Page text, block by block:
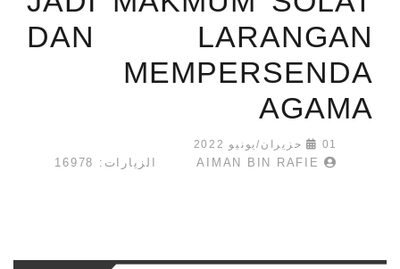
DAN LARANGAN
MEMPERSENDA
AGAMA
01 حزيران/يونيو 2022
AIMAN BIN RAFIE الزيارات: 16978